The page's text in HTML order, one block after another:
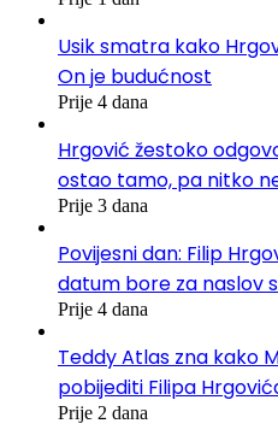
Usik smatra kako
On je budućnost
Prije 4 dana
Hrgović žestoko
ostao tamo, pa nitko
Prije 3 dana
Povijesni dan: Filip
datum bore za naslov
Prije 4 dana
Teddy Atlas zna kako
pobijediti Filipa
Prije 2 dana